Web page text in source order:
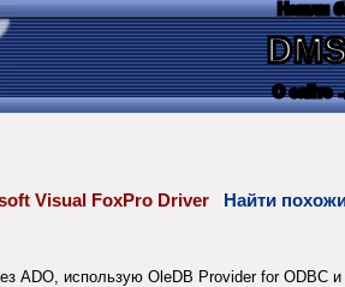
Нашли
О сайте
Visual FoxPro Driver Найти
ADO, использую OleDB Provider for